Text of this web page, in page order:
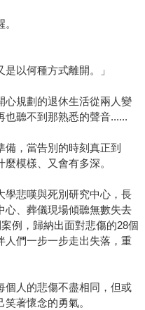
是以何種方式離開。」
心規劃的退休生活從兩人變
也聽不到那熟悉的聲音......
，當告別的時刻真正到
模樣、又會有多深。
學悲嘆與死別研究中心，長
心、葬儀現場傾聽無數失去
例，歸納出面對悲傷的28個
人們一步一步走出失落，重
個人的悲傷不盡相同，但或
著懷念的勇氣。